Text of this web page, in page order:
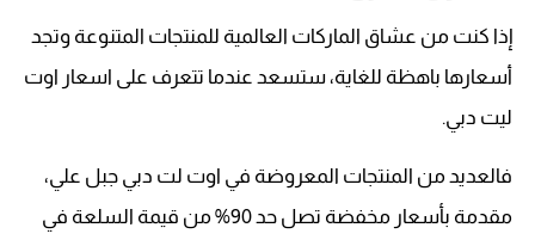
إذا كنت من عشاق الماركات العالمية للمنتجات المتنوعة وتجد
أسعارها باهظة للغاية، ستسعد عندما تتعرف على اسعار اوت
ليت دبي.
فالعديد من المنتجات المعروضة في اوت لت دبي جبل علي،
مقدمة بأسعار مخفضة تصل حد 90% من قيمة السلعة في